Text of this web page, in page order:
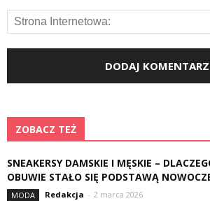
ZOBACZ TEŻ
SNEAKERSY DAMSKIE I MĘSKIE –
OBUWIE STAŁO SIĘ PODSTAWĄ
MODA Redakcja - 2 marca 2026